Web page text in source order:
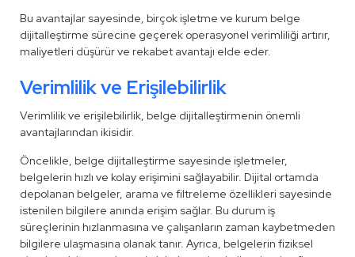
Bu avantajlar sayesinde, birçok işletme ve kurum belge
dijitalleştirme sürecine geçerek operasyonel verimliliği artırır,
maliyetleri düşürür ve rekabet avantajı elde eder.
Verimlilik ve Erişilebilirlik
Verimlilik ve erişilebilirlik, belge dijitalleştirmenin önemli
avantajlarından ikisidir.
Öncelikle, belge dijitalleştirme sayesinde işletmeler,
belgelerin hızlı ve kolay erişimini sağlayabilir. Dijital ortamda
depolanan belgeler, arama ve filtreleme özellikleri sayesinde
istenilen bilgilere anında erişim sağlar. Bu durum iş
süreçlerinin hızlanmasına ve çalışanların zaman kaybetmeden
bilgilere ulaşmasına olanak tanır. Ayrıca, belgelerin fiziksel